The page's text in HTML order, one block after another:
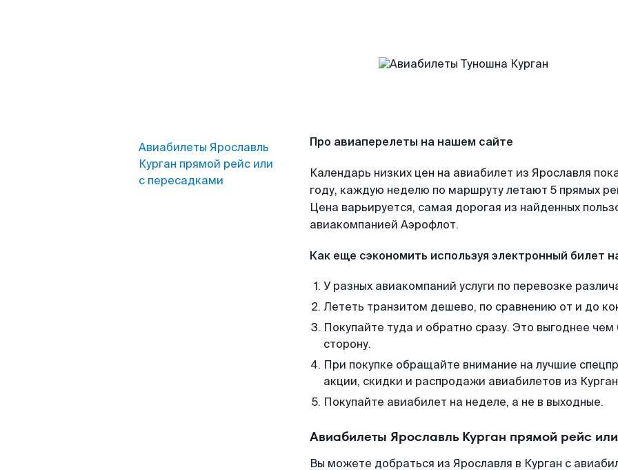
Авиабилеты Ярославль
Курган прямой рейс или
с пересадками
Про авиаперелеты на нашем сайте
Календарь низких цен на авиабилет из Ярославля
году, каждую неделю по маршруту летают 5 прямых
Цена варьируется, самая дорогая из найденных
авиакомпанией Аэрофлот.
Как еще сэкономить используя электронный билет
У разных авиакомпаний услуги по перевозке
Лететь транзитом дешево, по сравнению от и до
Покупайте туда и обратно сразу. Это выгоднее
сторону.
При покупке обращайте внимание на лучшие
акции, скидки и распродажи авиабилетов из
Покупайте авиабилет на неделе, а не в выходные.
Авиабилеты Ярославль Курган прямой рейс
Вы можете добраться из Ярославля в Курган с